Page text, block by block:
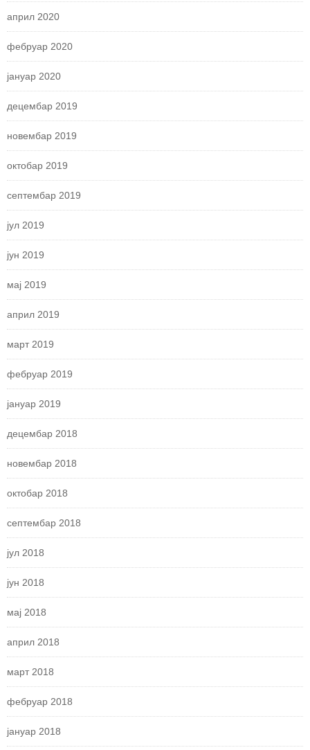
април 2020
фебруар 2020
јануар 2020
децембар 2019
новембар 2019
октобар 2019
септембар 2019
јул 2019
јун 2019
мај 2019
април 2019
март 2019
фебруар 2019
јануар 2019
децембар 2018
новембар 2018
октобар 2018
септембар 2018
јул 2018
јун 2018
мај 2018
април 2018
март 2018
фебруар 2018
јануар 2018